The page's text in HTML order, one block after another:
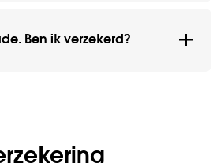
Ben ik verzekerd?